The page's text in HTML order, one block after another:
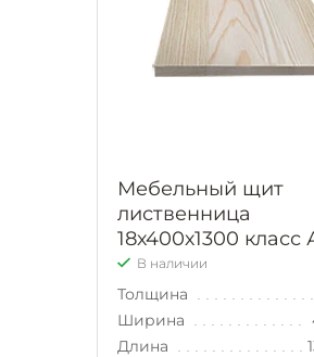
Мебельный щит
лиственница
18х400х1300 класс
В наличии
Толщина
Ширина
Длина